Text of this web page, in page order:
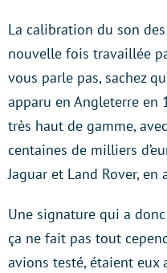
La calibration du son
nouvelle fois travaillée
vous parle pas, sachez
apparu en Angleterre en
très haut de gamme,
centaines de milliers
Jaguar et Land Rover, en
Une signature qui a
ça ne fait pas tout
avions testé, étaient eux